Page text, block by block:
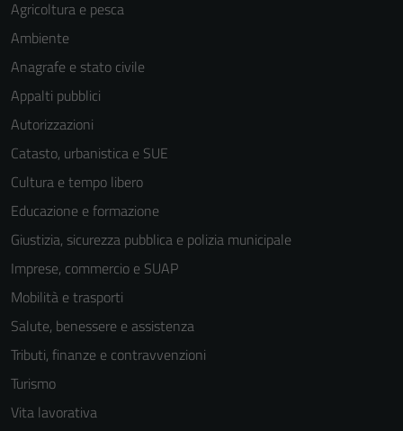
Agricoltura e pesca
Ambiente
Anagrafe e stato civile
Appalti pubblici
Autorizzazioni
Catasto, urbanistica e SUE
Cultura e tempo libero
Educazione e formazione
Giustizia, sicurezza pubblica e polizia municipale
Imprese, commercio e SUAP
Mobilità e trasporti
Salute, benessere e assistenza
Tributi, finanze e contravvenzioni
Turismo
Vita lavorativa